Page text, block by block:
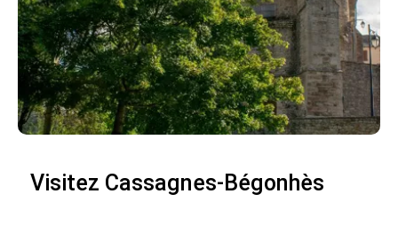
Visitez Cassagnes-Bégonhès